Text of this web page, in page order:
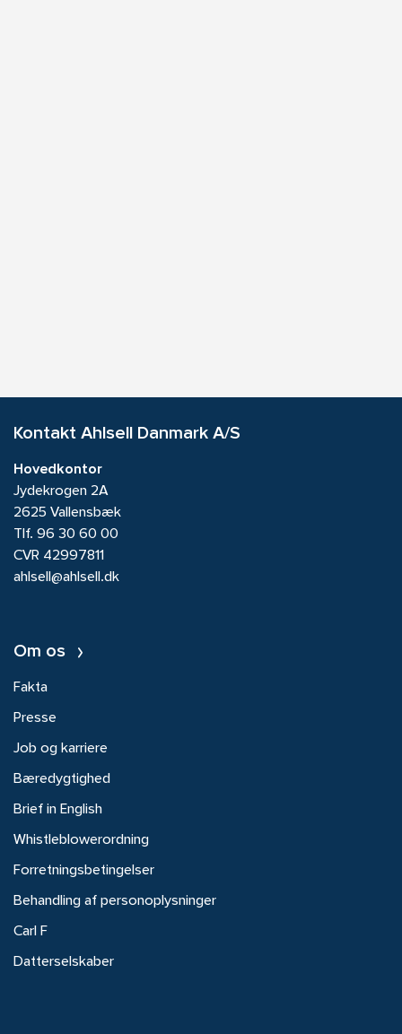
Kontakt Ahlsell Danmark A/S
Hovedkontor
Jydekrogen 2A
2625 Vallensbæk
Tlf. 96 30 60 00
CVR 42997811
ahlsell@ahlsell.dk
Om os
Fakta
Presse
Job og karriere
Bæredygtighed
Brief in English
Whistleblowerordning
Forretningsbetingelser
Behandling af personoplysninger
Carl F
Datterselskaber